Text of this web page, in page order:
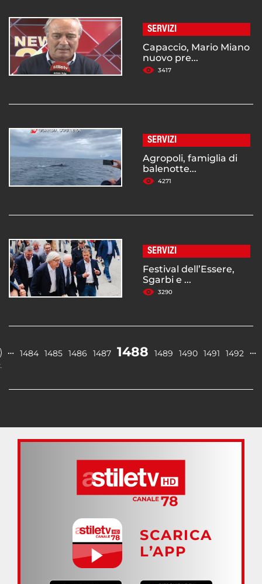
SERVIZI
Capaccio, Mario Miano
nuovo pre...
3417
SERVIZI
Agropoli, famiglia di
balenotte...
4271
SERVIZI
Festival dell’Essere,
Sgarbi e ...
3290
… 1484 1485 1486 1487 1488 1489 1490 1491 1492 …
SCARICA
L’APP